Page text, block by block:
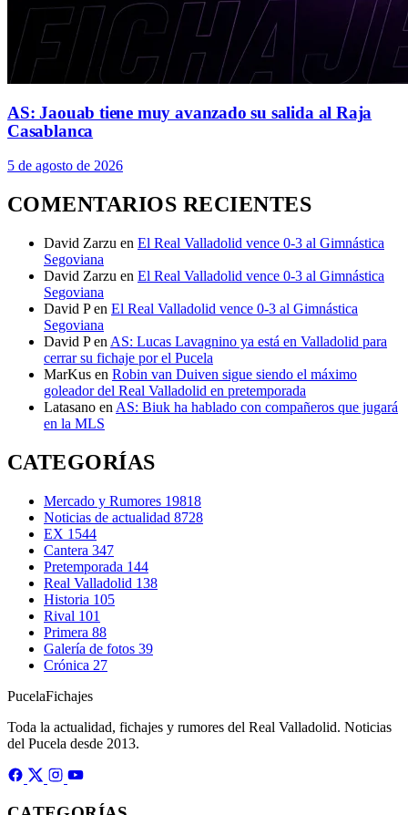
AS: Jaouab tiene muy avanzado su salida al Raja
Casablanca
5 de agosto de 2026
COMENTARIOS RECIENTES
David Zarzu en El Real Valladolid vence 0-3 al Gimnástica
Segoviana
David Zarzu en El Real Valladolid vence 0-3 al Gimnástica
Segoviana
David P en El Real Valladolid vence 0-3 al Gimnástica
Segoviana
David P en AS: Lucas Lavagnino ya está en Valladolid para
cerrar su fichaje por el Pucela
MarKus en Robin van Duiven sigue siendo el máximo
goleador del Real Valladolid en pretemporada
Latasano en AS: Biuk ha hablado con compañeros que jugará
en la MLS
CATEGORÍAS
Mercado y Rumores 19818
Noticias de actualidad 8728
EX 1544
Cantera 347
Pretemporada 144
Real Valladolid 138
Historia 105
Rival 101
Primera 88
Galería de fotos 39
Crónica 27
PucelaFichajes
Toda la actualidad, fichajes y rumores del Real Valladolid. Noticias
del Pucela desde 2013.